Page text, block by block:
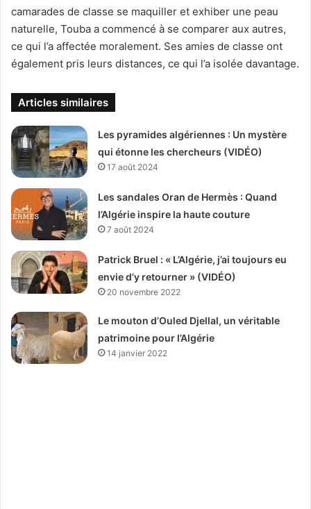
camarades de classe se maquiller et exhiber une peau
naturelle, Touba a commencé à se comparer aux autres,
ce qui l’a affectée moralement. Ses amies de classe ont
également pris leurs distances, ce qui l’a isolée davantage.
Articles similaires
Les pyramides algériennes : Un mystère
qui étonne les chercheurs (VIDÉO)
17 août 2024
Les sandales Oran de Hermès : Quand
l’Algérie inspire la haute couture
7 août 2024
Patrick Bruel : « L’Algérie, j’ai toujours eu
envie d’y retourner » (VIDÉO)
20 novembre 2022
Le mouton d’Ouled Djellal, un véritable
patrimoine pour l’Algérie
14 janvier 2022